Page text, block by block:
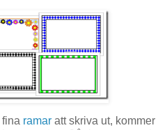
ramar att skriva ut, kommer